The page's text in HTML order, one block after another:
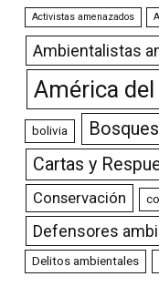
Activistas amenazados
Ambientalistas
América del
bolivia Bosques
Cartas y
Conservación
Defensores
Delitos ambientales